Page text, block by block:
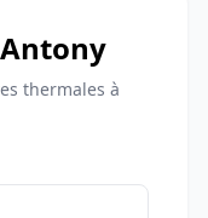
thermales à